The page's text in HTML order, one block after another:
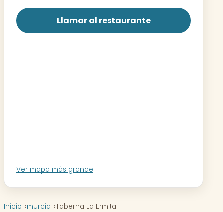
Llamar al restaurante
Ver mapa más grande
Inicio murcia Taberna La Ermita